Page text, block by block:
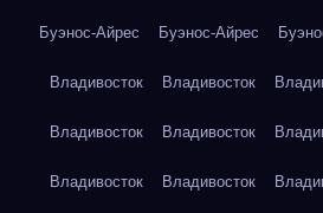
Буэнос-Айрес Буэнос-Айрес
Владивосток Владивосток
Владивосток Владивосток
Владивосток Владивосток